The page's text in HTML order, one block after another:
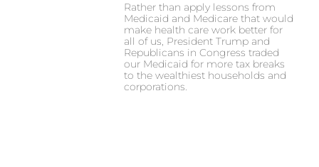
Rather than apply lessons from
Medicaid and Medicare that would
make health care work better for
all of us, President Trump and
Republicans in Congress traded
our Medicaid for more tax breaks
to the wealthiest households and
corporations.